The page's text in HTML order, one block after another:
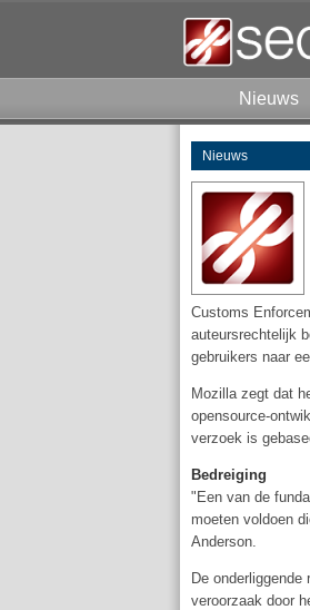
Nieuws
Nieuws
Customs
auteursrechtelijk
gebruikers naar
Mozilla zegt dat
opensource-
verzoek is
Bedreiging
"Een van de
moeten voldoen
Anderson.
De
veroorzaak door